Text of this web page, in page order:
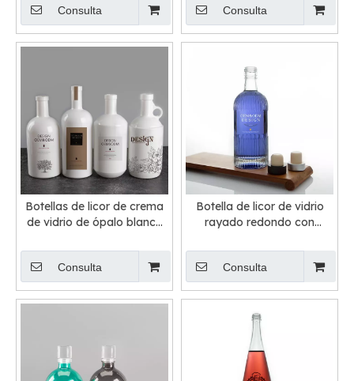
la ginebra de la vodka de
la botella 50cl del licor
Consulta Consulta
Botellas de licor de crema
de vidrio de ópalo blanco
personalizado
Consulta
Botella de licor de vidrio
rayado redondo con
Consulta